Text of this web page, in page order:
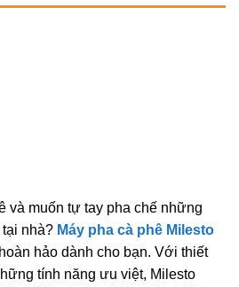
và muốn tự tay pha chế những
nhà? Máy pha cà phê Milesto
hảo dành cho bạn. Với thiết
tính năng ưu việt, Milesto